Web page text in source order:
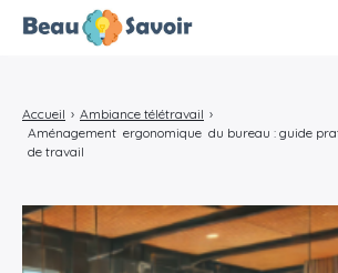
Accueil › Ambiance télétravail ›
Aménagement ergonomique du bureau : guide
de travail
Marketing Cartel